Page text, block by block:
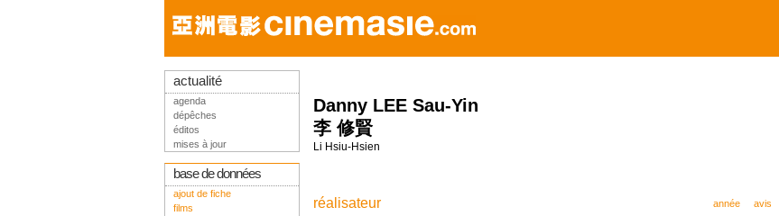
Danny LEE Sau-Yin
李 修賢
Li Hsiu-Hsien
réalisateur année avis
actualité
agenda
dépêches
éditos
mises à jour
base de données
ajout de fiche
films